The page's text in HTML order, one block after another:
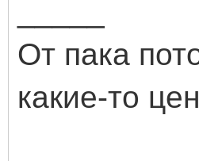
От пака
какие-то